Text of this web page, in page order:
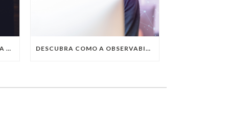
QUAIS SÃO AS TENDÊNCIAS DA TECNOLOGIA DA INFORMAÇÃO PARA 2023? DESCUBRA COMO A OBSERVABILITY IMPULSIONA O SUCESSO DO SEU NEGÓCIO